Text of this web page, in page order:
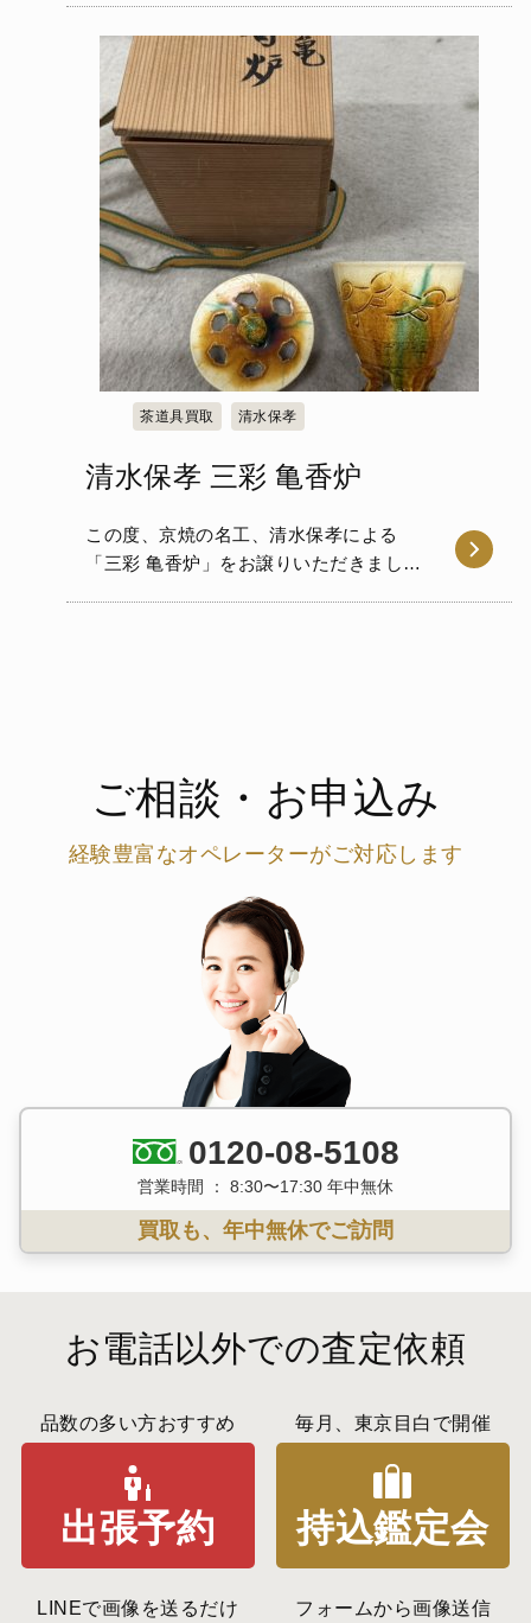
茶道具買取 清水保孝
清水保孝 三彩 亀香炉
この度、京焼の名工、清水保孝による
「三彩 亀香炉」をお譲りいただきまし
ご相談・お申込み
経験豊富なオペレーターがご対応します
0120-08-5108
営業時間 ： 8:30〜17:30 年中無休
買取も、年中無休でご訪問
お電話以外での査定依頼
品数の多い方おすすめ
出張予約
毎月、東京目白で開催
持込鑑定会
LINEで画像を送るだけ フォームから画像送信